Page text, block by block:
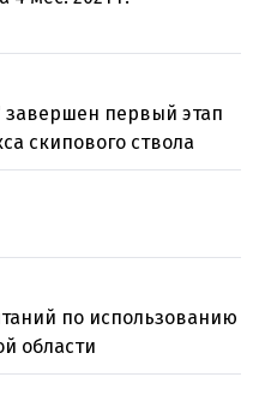
завершен первый этап
скипового ствола
по использованию
области